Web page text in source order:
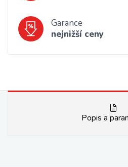
Garance
nejnižší ceny
Popis a